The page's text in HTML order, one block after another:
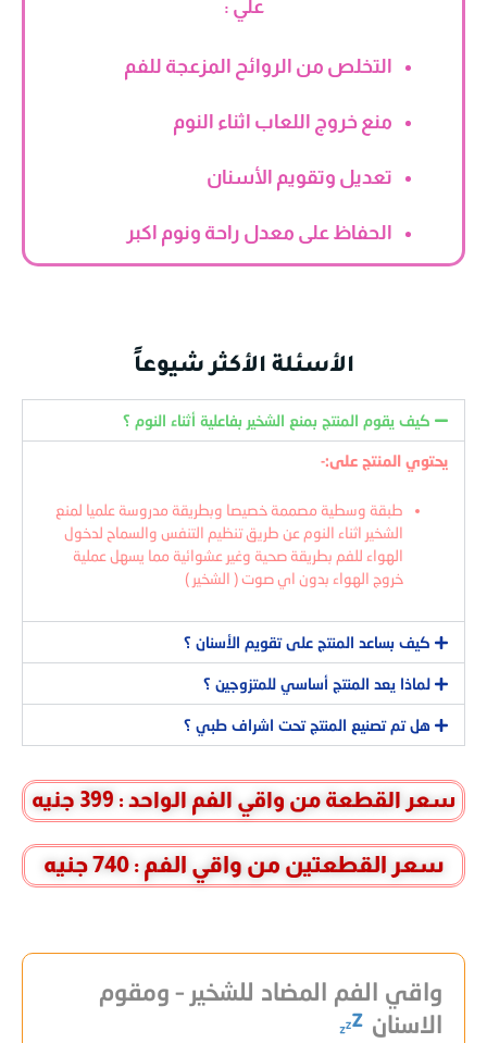
علي :
التخلص من الروائح المزعجة للفم
منع خروج اللعاب اثناء النوم
تعديل وتقويم الأسنان
الحفاظ على معدل راحة ونوم اكبر
الأسئلة الأكثر شيوعاً
كيف يقوم المنتج بمنع الشخير بفاعلية أثناء النوم ؟
يحتوي المنتج على:-
طبقة وسطية مصممة خصيصا وبطريقة مدروسة علميا لمنع
الشخير اثناء النوم عن طريق تنظيم التنفس والسماح لدخول
الهواء للفم بطريقة صحية وغير عشوائية مما يسهل عملية
خروج الهواء بدون اي صوت ( الشخير )
كيف بساعد المنتج على تقويم الأسنان ؟
لماذا يعد المنتج أساسي للمتزوجين ؟
هل تم تصنيع المنتج تحت اشراف طبي ؟
سعر القطعة من واقي الفم الواحد : 399 جنيه
سعر القطعتين من واقي الفم : 740 جنيه
واقي الفم المضاد للشخير – ومقوم
الاسنان